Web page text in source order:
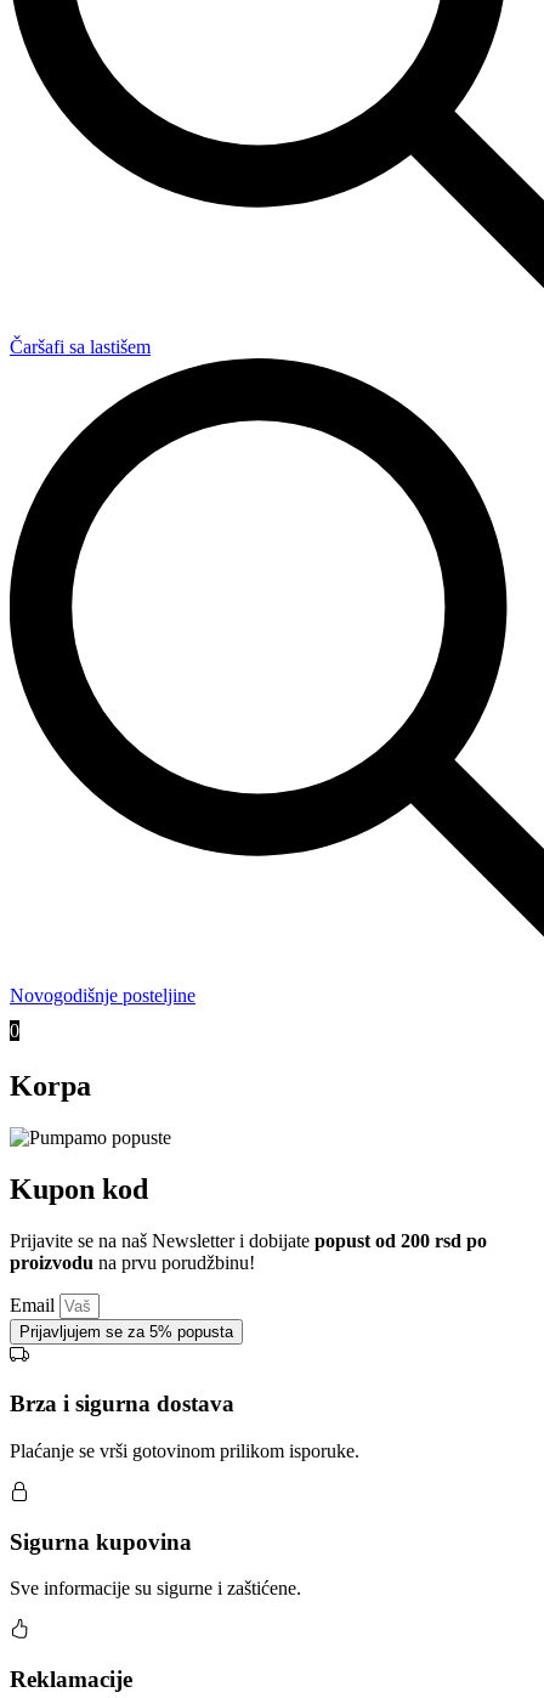
Čaršafi sa lastišem
Novogodišnje posteljine
0
Korpa
Kupon kod
Prijavite se na naš Newsletter i dobijate popust od 200 rsd po
proizvodu na prvu porudžbinu!
Email
Prijavljujem se za 5% popusta
Brza i sigurna dostava
Plaćanje se vrši gotovinom prilikom isporuke.
Sigurna kupovina
Sve informacije su sigurne i zaštićene.
Reklamacije